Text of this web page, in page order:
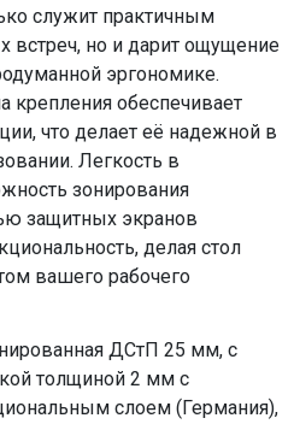
служит практичным
но и дарит ощущение
эргономике.
крепления обеспечивает
что делает её надежной в
Легкость в
зонирования
защитных экранов
делая стол
вашего рабочего
ДСтП 25 мм, с
толщиной 2 мм с
слоем (Германия),